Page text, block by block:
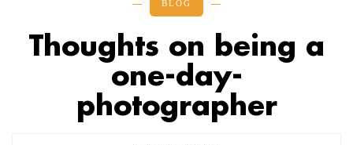
BLOG
Thoughts on being a
one-day-
photographer